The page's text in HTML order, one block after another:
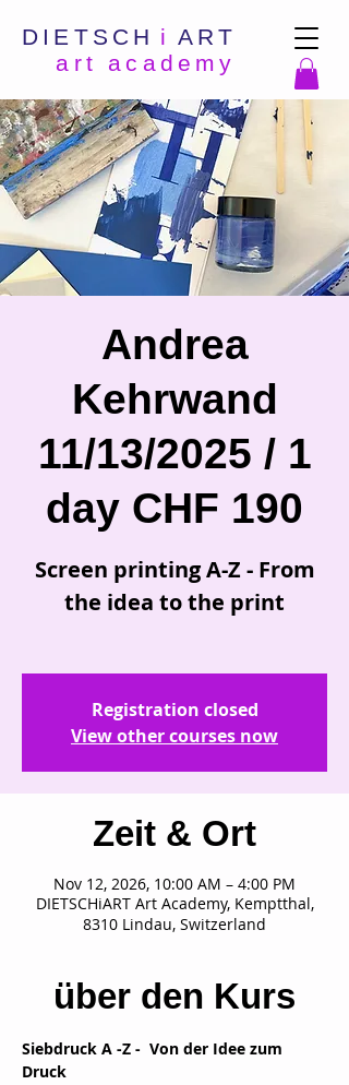
DIETSCH i ART
art academy
Andrea
Kehrwand
11/13/2025 / 1
day CHF 190
Screen printing A-Z - From
the idea to the print
Registration closed
View other courses now
Zeit & Ort
Nov 12, 2026, 10:00 AM – 4:00 PM
DIETSCHiART Art Academy, Kemptthal,
8310 Lindau, Switzerland
über den Kurs
Siebdruck A -Z -  Von der Idee zum
Druck